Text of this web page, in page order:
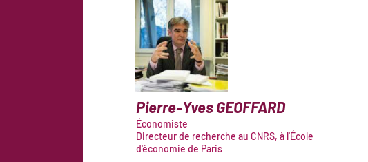
Pierre-YvesGEOFFARD
Économiste
Directeur de recherche au CNRS, à l'École
d'économie de Paris